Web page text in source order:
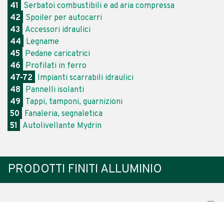
41
Serbatoi combustibili e ad aria compressa
42 Spoiler per autocarri
43 Accessori idraulici
44 Legname
45 Pedane caricatrici
46 Profilati in ferro
47-72 Impianti scarrabili idraulici
48 Pannelli isolanti
49 Tappi, tamponi, guarnizioni
50 Fanaleria, segnaletica
51
Autolivellante Mydrin
PRODOTTI FINITI ALLUMINIO